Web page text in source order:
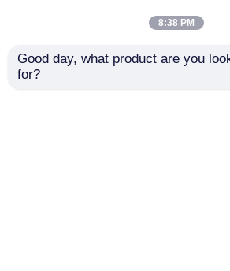
Beleuchtungssysteme
8:38 PM
Good day, what product are you
for?